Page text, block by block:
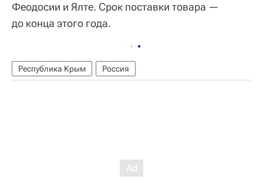
Феодосии и Ялте. Срок поставки товара —
до конца этого года.
Республика Крым Россия